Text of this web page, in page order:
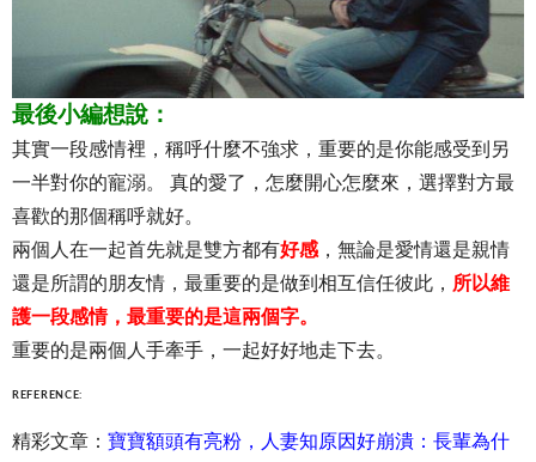
最後小編想說：
其實一段感情裡，稱呼什麼不強求，重要的是你能感受到另
一半對你的寵溺。 真的愛了，怎麼開心怎麼來，選擇對方最
喜歡的那個稱呼就好。
兩個人在一起首先就是雙方都有好感 ，無論是愛情還是親情
還是所謂的朋友情，最重要的是做到相互信任彼此， 所以維
護一段感情，最重要的是這兩個字。
重要的是兩個人手牽手，一起好好地走下去。
REFERENCE:
精彩文章： 寶寶額頭有亮粉，人妻知原因好崩潰：長輩為什